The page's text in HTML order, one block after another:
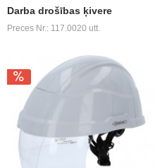
Darba drošības ķivere
Preces Nr.: 117.0020 utt.